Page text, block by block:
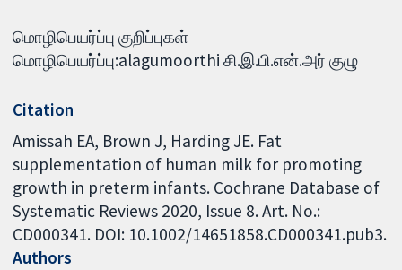
மொழிபெயர்ப்பு குறிப்புகள்
மொழிபெயர்ப்பு:alagumoorthi சி.இ.பி.என்.அர் குழு
Citation
Amissah EA, Brown J, Harding JE. Fat
supplementation of human milk for promoting
growth in preterm infants. Cochrane Database of
Systematic Reviews 2020, Issue 8. Art. No.:
CD000341. DOI: 10.1002/14651858.CD000341.pub3.
Authors